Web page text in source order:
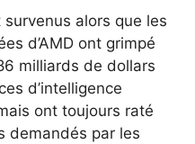
alors que les
d’AMD ont grimpé
milliards de dollars
d’intelligence
ont toujours raté
demandés par les